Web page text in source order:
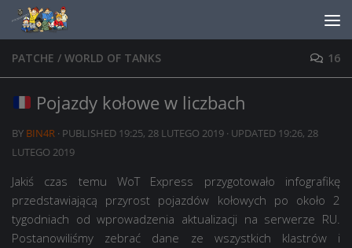
Skip to content
PATCHE / WORLD OF TANKS 16
Pojazdy kołowe w liczbach
BY BIN4R · PUBLISHED 19:25, 28 LUTEGO 2019 · UPDATED 19:26, 28
LUTEGO 2019
Jakiś czas temu WoT Express przygotowało infografikę
przedstawiającą przyrost pojazdów kołowych po około 2
tygodniach od wprowadzenia aktualizacji na serwerze RU.
Postanowiliśmy zebrać dane ze wszystkich klastrów i